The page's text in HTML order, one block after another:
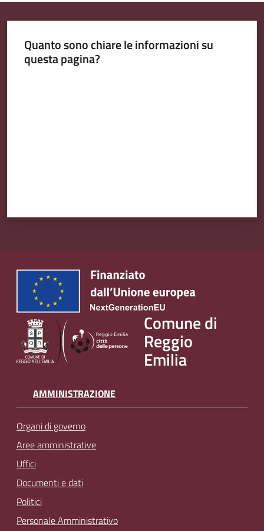
Quanto sono chiare le informazioni su
questa pagina?
Comune di
Reggio
Emilia
AMMINISTRAZIONE
Organi di governo
Aree amministrative
Uffici
Documenti e dati
Politici
Personale Amministrativo